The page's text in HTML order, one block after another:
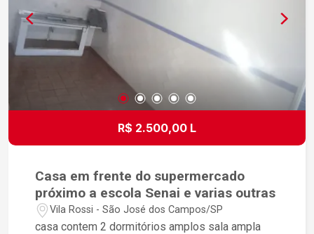
R$ 2.500,00 L
Casa em frente do supermercado
próximo a escola Senai e varias outras
Vila Rossi - São José dos Campos/SP
casa contem 2 dormitórios amplos sala ampla